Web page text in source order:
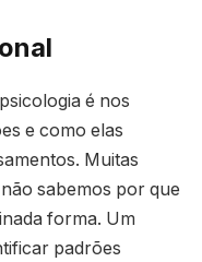
é nos
e como elas
Muitas
sabemos por que
forma. Um
padrões